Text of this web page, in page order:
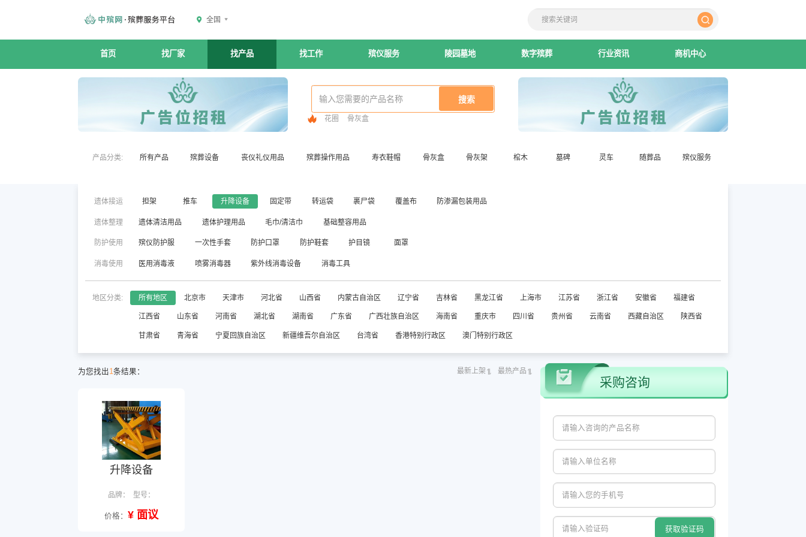
全国
首页 找厂家 找产品 找工作 殡仪服务 陵园墓地 数字殡葬 行业资讯 商机中心
花圈 骨灰盒
产品分类: 所有产品 殡葬设备 丧仪礼仪用品 殡葬操作用品 寿衣鞋帽 骨灰盒 骨灰架 棺木 墓碑 灵车 随葬品 殡仪服务
遗体接运 担架 推车 升降设备 固定带 转运袋 裹尸袋 覆盖布 防渗漏包装用品
遗体整理 遗体清洁用品 遗体护理用品 毛巾/清洁巾 基础整容用品
防护使用 殡仪防护服 一次性手套 防护口罩 防护鞋套 护目镜 面罩
消毒使用 医用消毒液 喷雾消毒器 紫外线消毒设备 消毒工具
地区分类: 所有地区 北京市 天津市 河北省 山西省 内蒙古自治区 辽宁省 吉林省 黑龙江省 上海市 江苏省 浙江省 安徽省 福建省
江西省 山东省 河南省 湖北省 湖南省 广东省 广西壮族自治区 海南省 重庆市 四川省 贵州省 云南省 西藏自治区 陕西省
甘肃省 青海省 宁夏回族自治区 新疆维吾尔自治区 台湾省 香港特别行政区 澳门特别行政区
为您找出1条结果： 最新上架 最热产品
升降设备
品牌： 型号：
价格： ¥ 面议
采购咨询